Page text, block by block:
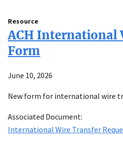
Resource
ACH International
Form
June 10, 2026
New form for international wire
Associated Document:
International Wire Transfer